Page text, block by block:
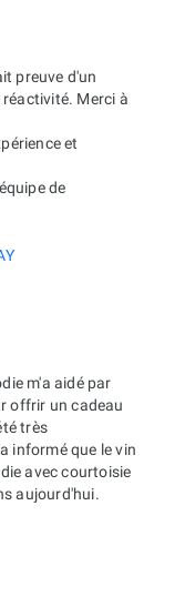
preuve d'un
Merci à
et
de
m'a aidé par
offrir un cadeau
très
informé que le vin
avec courtoisie
aujourd'hui.